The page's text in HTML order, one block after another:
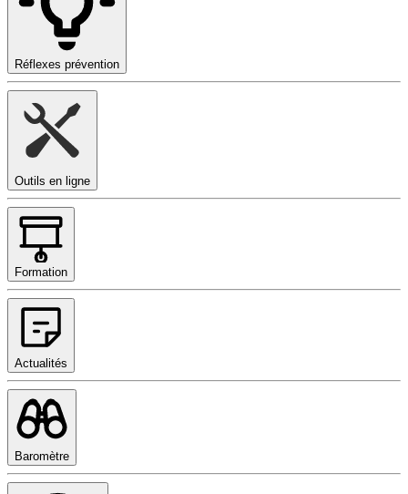
Réflexes prévention
Outils en ligne
Formation
Actualités
Baromètre